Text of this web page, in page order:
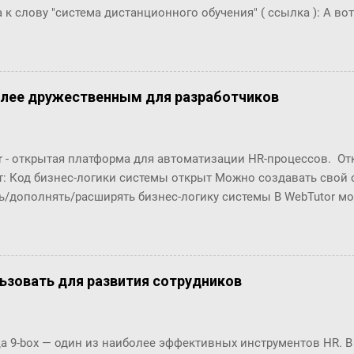
к слову "система дистанционного обучения" ( ссылка ): А
дружественным для разработчиков
- открытая платформа для автоматизации HR-процессов.
Код бизнес-логики системы открыт Можно создавать
дополнять/расширять бизнес-логику системы В WebTutor
обновлять версии и получать техническую
и разрабатывать "с нуля": Шаблоны
отчёты ... Чтобы эти доработки были возможны, в
особенно удобны разработчикам по двум основным
для развития сотрудников
9-box — один из наиболее эффективных инструментов HR.